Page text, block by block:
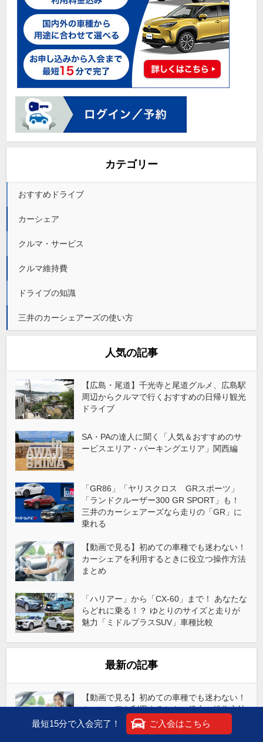
カテゴリー
おすすめドライブ
カーシェア
クルマ・サービス
クルマ維持費
ドライブの知識
三井のカーシェアーズの使い方
人気の記事
【広島・尾道】千光寺と尾道グルメ、広島駅
周辺からクルマで行くおすすめの日帰り観光
ドライブ
SA・PAの達人に聞く「人気＆おすすめのサ
ービスエリア・パーキングエリア」関西編
「GR86」「ヤリスクロス GRスポーツ」
「ランドクルーザー300 GR SPORT」も！
三井のカーシェアーズなら走りの「GR」に
乗れる
【動画で見る】初めての車種でも迷わない！
カーシェアを利用するときに役立つ操作方法
まとめ
「ハリアー」から「CX-60」まで！ あなたな
らどれに乗る！？ ゆとりのサイズと走りが
魅力「ミドルプラスSUV」車種比較
最新の記事
【動画で見る】初めての車種でも迷わない！
カーシェアを利用するときに役立つ操作方法
まとめ
2026年7月23日
最短15分で入会完了！ ご入会はこちら